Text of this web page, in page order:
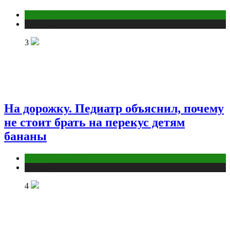
3
На дорожку. Педиатр объяснил, почему
не стоит брать на перекус детям
бананы
4